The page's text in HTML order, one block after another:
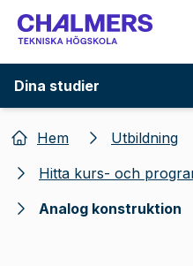
Gå till
Dina studier
Hem Utbildning
Hitta kurs- och
Analog konstruktion